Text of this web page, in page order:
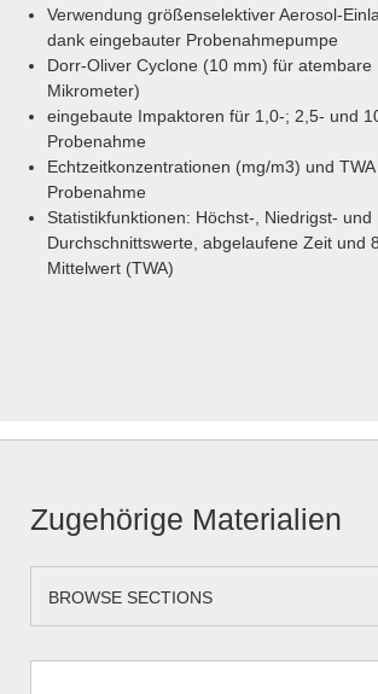
Verwendung größenselektiver Aerosol-
dank eingebauter Probenahmepumpe
Dorr-Oliver Cyclone (10 mm) für atembare
Mikrometer)
eingebaute Impaktoren für 1,0-; 2,5- und
Probenahme
Echtzeitkonzentrationen (mg/m3) und
Probenahme
Statistikfunktionen: Höchst-, Niedrigst- und
Durchschnittswerte, abgelaufene Zeit und
Mittelwert (TWA)
Zugehörige Materialien
BROWSE SECTIONS